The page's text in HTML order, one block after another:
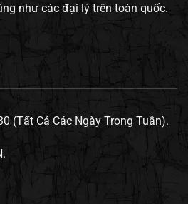
như các đại lý trên toàn quốc.
(Tất Cả Các Ngày Trong Tuần).